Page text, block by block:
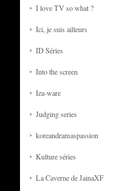
I love TV so what ?
Ici, je suis ailleurs
ID Séries
Into the screen
Iza-ware
Judging series
koreandramaspassion
Kulture séries
La Caverne de JainaXF